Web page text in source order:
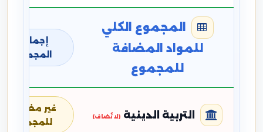
المجموع الكلي
للمواد المضافة
للمجموع
إجمالي
المجموع
التربية الدينية (لا تُضاف)
غير مضافة
للمجموع